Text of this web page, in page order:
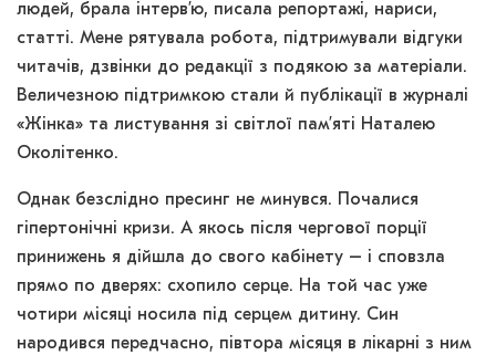
людей, брала інтерв’ю, писала репортажі, нариси,
статті. Мене рятувала робота, підтримували відгуки
читачів, дзвінки до редакції з подякою за матеріали.
Величезною підтримкою стали й публікації в журналі
«Жінка» та листування зі світлої пам’яті Наталею
Околітенко.
Однак безслідно пресинг не минувся. Почалися
гіпертонічні кризи. А якось після чергової порції
принижень я дійшла до свого кабінету – і сповзла
прямо по дверях: схопило серце. На той час уже
чотири місяці носила під серцем дитину. Син
народився передчасно, півтора місяця в лікарні з ним